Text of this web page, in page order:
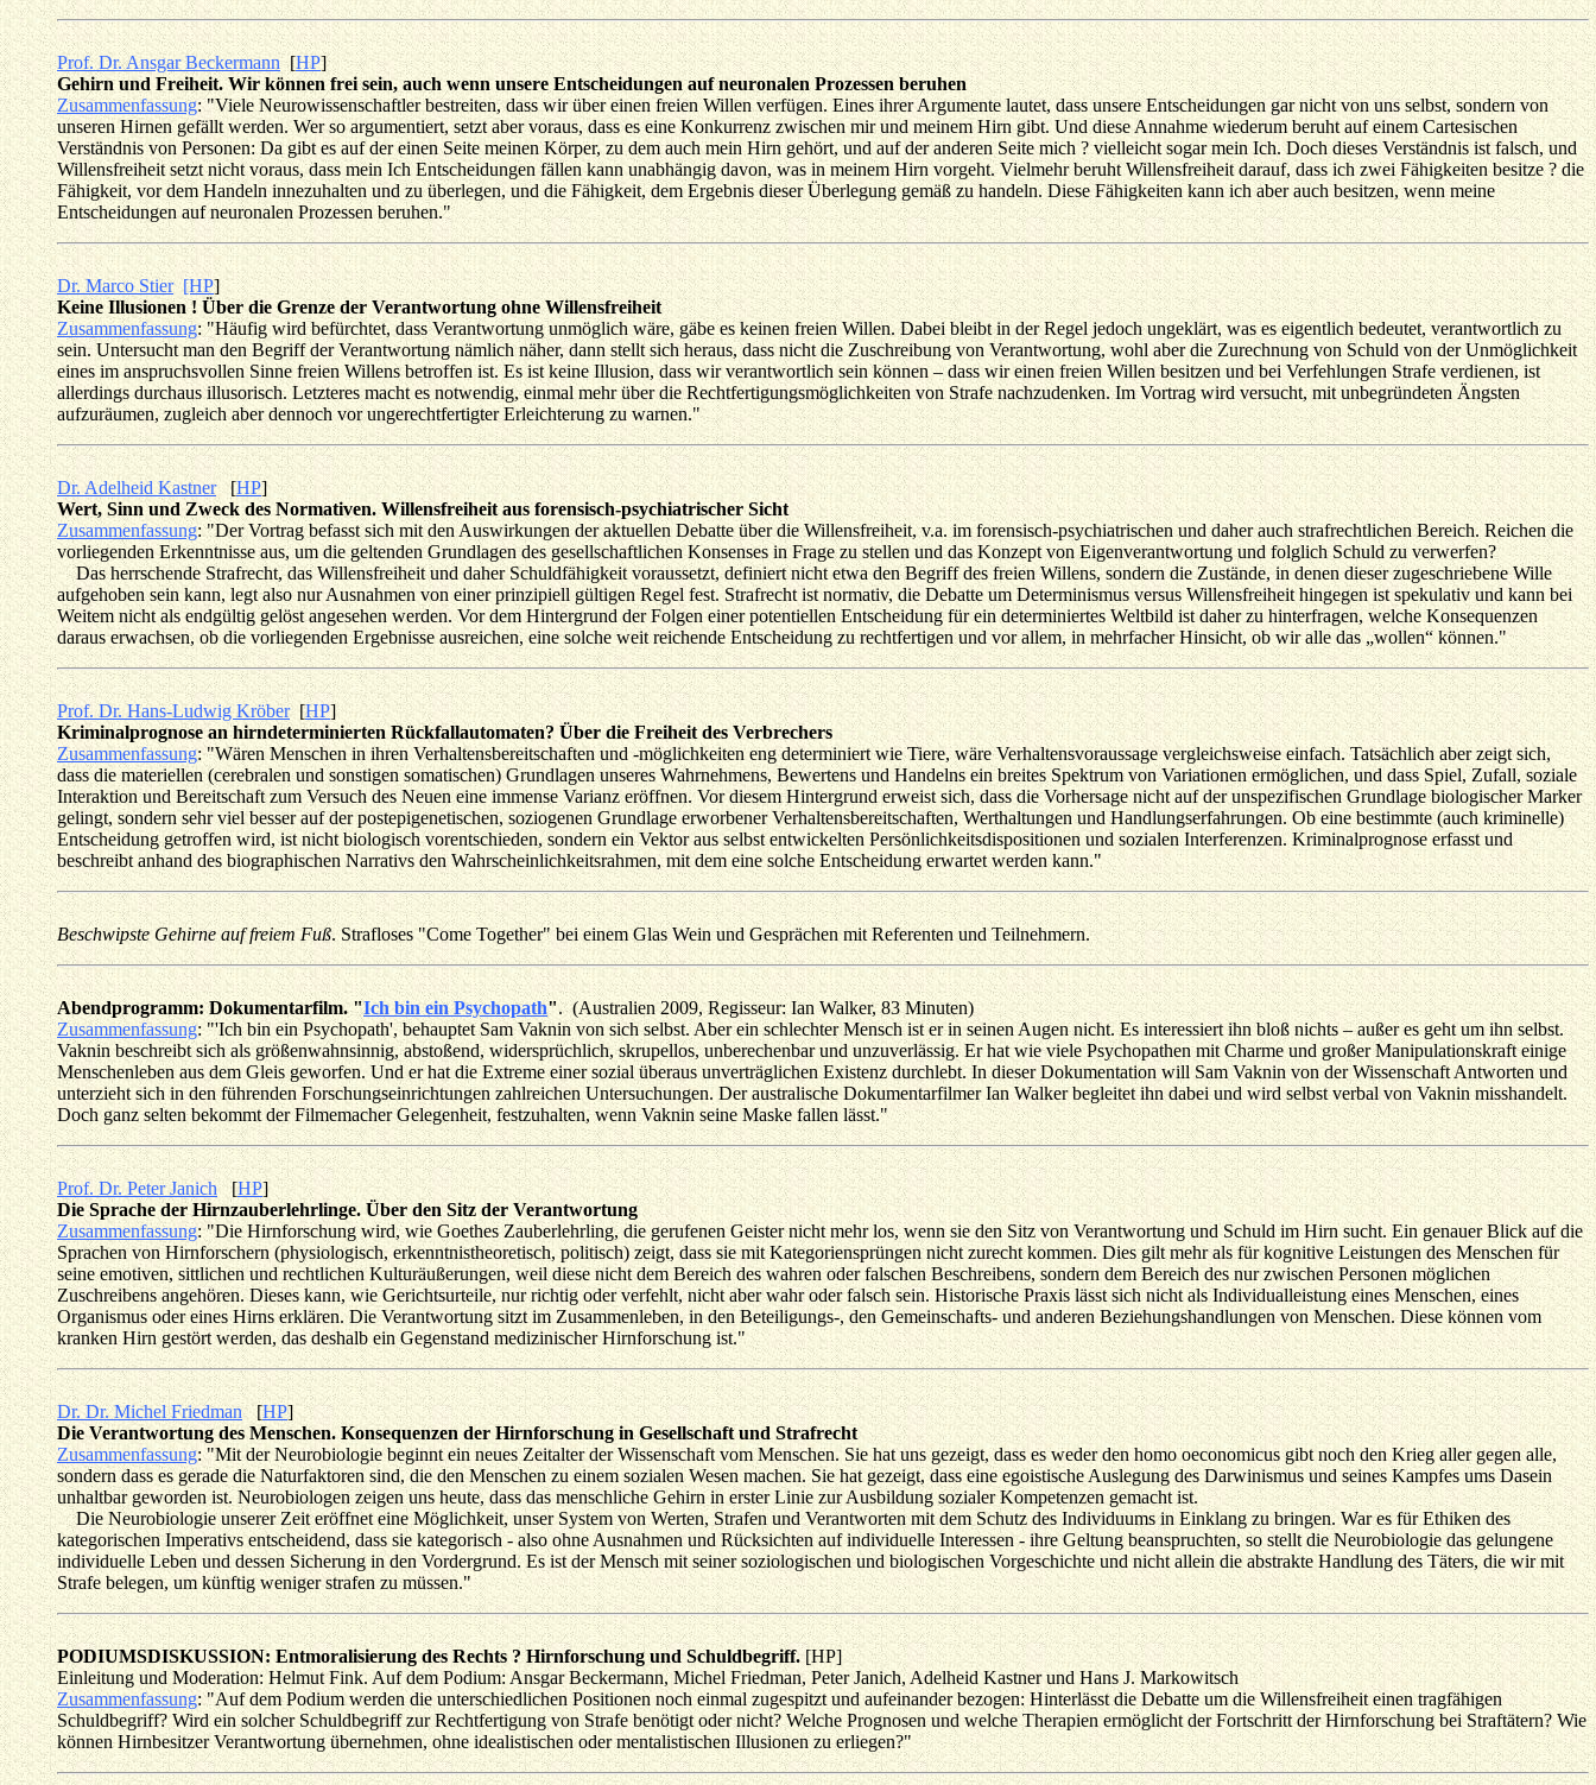
Prof. Dr. Ansgar Beckermann[HP]
Gehirn und Freiheit. Wir können frei sein, auch wenn unsere Entscheidungen auf neuronalen Prozessen beruhen
Zusammenfassung: "Viele Neurowissenschaftler bestreiten, dass wir über einen freien Willen verfügen. Eines ihrer Argumente lautet, dass unsere Entscheidungen gar nicht von uns selbst, sondern von
unseren Hirnen gefällt werden. Wer so argumentiert, setzt aber voraus, dass es eine Konkurrenz zwischen mir und meinem Hirn gibt. Und diese Annahme wiederum beruht auf einem Cartesischen
Verständnis von Personen: Da gibt es auf der einen Seite meinen Körper, zu dem auch mein Hirn gehört, und auf der anderen Seite mich ? vielleicht sogar mein Ich. Doch dieses Verständnis ist falsch, und
Willensfreiheit setzt nicht voraus, dass mein Ich Entscheidungen fällen kann unabhängig davon, was in meinem Hirn vorgeht. Vielmehr beruht Willensfreiheit darauf, dass ich zwei Fähigkeiten besitze ? die
Fähigkeit, vor dem Handeln innezuhalten und zu überlegen, und die Fähigkeit, dem Ergebnis dieser Überlegung gemäß zu handeln. Diese Fähigkeiten kann ich aber auch besitzen, wenn meine
Entscheidungen auf neuronalen Prozessen beruhen."
Dr. Marco Stier [HP]
Keine Illusionen ! Über die Grenze der Verantwortung ohne Willensfreiheit
Zusammenfassung: "Häufig wird befürchtet, dass Verantwortung unmöglich wäre, gäbe es keinen freien Willen. Dabei bleibt in der Regel jedoch ungeklärt, was es eigentlich bedeutet, verantwortlich zu
sein. Untersucht man den Begriff der Verantwortung nämlich näher, dann stellt sich heraus, dass nicht die Zuschreibung von Verantwortung, wohl aber die Zurechnung von Schuld von der Unmöglichkeit
eines im anspruchsvollen Sinne freien Willens betroffen ist. Es ist keine Illusion, dass wir verantwortlich sein können – dass wir einen freien Willen besitzen und bei Verfehlungen Strafe verdienen, ist
allerdings durchaus illusorisch. Letzteres macht es notwendig, einmal mehr über die Rechtfertigungsmöglichkeiten von Strafe nachzudenken. Im Vortrag wird versucht, mit unbegründeten Ängsten
aufzuräumen, zugleich aber dennoch vor ungerechtfertigter Erleichterung zu warnen."
Dr. Adelheid Kastner[HP]
Wert, Sinn und Zweck des Normativen. Willensfreiheit aus forensisch-psychiatrischer Sicht
Zusammenfassung: "Der Vortrag befasst sich mit den Auswirkungen der aktuellen Debatte über die Willensfreiheit, v.a. im forensisch-psychiatrischen und daher auch strafrechtlichen Bereich. Reichen die
vorliegenden Erkenntnisse aus, um die geltenden Grundlagen des gesellschaftlichen Konsenses in Frage zu stellen und das Konzept von Eigenverantwortung und folglich Schuld zu verwerfen?
Das herrschende Strafrecht, das Willensfreiheit und daher Schuldfähigkeit voraussetzt, definiert nicht etwa den Begriff des freien Willens, sondern die Zustände, in denen dieser zugeschriebene Wille
aufgehoben sein kann, legt also nur Ausnahmen von einer prinzipiell gültigen Regel fest. Strafrecht ist normativ, die Debatte um Determinismus versus Willensfreiheit hingegen ist spekulativ und kann bei
Weitem nicht als endgültig gelöst angesehen werden. Vor dem Hintergrund der Folgen einer potentiellen Entscheidung für ein determiniertes Weltbild ist daher zu hinterfragen, welche Konsequenzen
daraus erwachsen, ob die vorliegenden Ergebnisse ausreichen, eine solche weit reichende Entscheidung zu rechtfertigen und vor allem, in mehrfacher Hinsicht, ob wir alle das „wollen“ können."
Prof. Dr. Hans-Ludwig Kröber[HP]
Kriminalprognose an hirndeterminierten Rückfallautomaten? Über die Freiheit des Verbrechers
Zusammenfassung: "Wären Menschen in ihren Verhaltensbereitschaften und -möglichkeiten eng determiniert wie Tiere, wäre Verhaltensvoraussage vergleichsweise einfach. Tatsächlich aber zeigt sich,
dass die materiellen (cerebralen und sonstigen somatischen) Grundlagen unseres Wahrnehmens, Bewertens und Handelns ein breites Spektrum von Variationen ermöglichen, und dass Spiel, Zufall, soziale
Interaktion und Bereitschaft zum Versuch des Neuen eine immense Varianz eröffnen. Vor diesem Hintergrund erweist sich, dass die Vorhersage nicht auf der unspezifischen Grundlage biologischer Marker
gelingt, sondern sehr viel besser auf der postepigenetischen, soziogenen Grundlage erworbener Verhaltensbereitschaften, Werthaltungen und Handlungserfahrungen. Ob eine bestimmte (auch kriminelle)
Entscheidung getroffen wird, ist nicht biologisch vorentschieden, sondern ein Vektor aus selbst entwickelten Persönlichkeitsdispositionen und sozialen Interferenzen. Kriminalprognose erfasst und
beschreibt anhand des biographischen Narrativs den Wahrscheinlichkeitsrahmen, mit dem eine solche Entscheidung erwartet werden kann."
Beschwipste Gehirne auf freiem Fuß. Strafloses "Come Together" bei einem Glas Wein und Gesprächen mit Referenten und Teilnehmern.
Abendprogramm: Dokumentarfilm. "Ich bin ein Psychopath". (Australien 2009, Regisseur: Ian Walker, 83 Minuten)
Zusammenfassung: "'Ich bin ein Psychopath', behauptet Sam Vaknin von sich selbst. Aber ein schlechter Mensch ist er in seinen Augen nicht. Es interessiert ihn bloß nichts – außer es geht um ihn selbst.
Vaknin beschreibt sich als größenwahnsinnig, abstoßend, widersprüchlich, skrupellos, unberechenbar und unzuverlässig. Er hat wie viele Psychopathen mit Charme und großer Manipulationskraft einige
Menschenleben aus dem Gleis geworfen. Und er hat die Extreme einer sozial überaus unverträglichen Existenz durchlebt. In dieser Dokumentation will Sam Vaknin von der Wissenschaft Antworten und
unterzieht sich in den führenden Forschungseinrichtungen zahlreichen Untersuchungen. Der australische Dokumentarfilmer Ian Walker begleitet ihn dabei und wird selbst verbal von Vaknin misshandelt.
Doch ganz selten bekommt der Filmemacher Gelegenheit, festzuhalten, wenn Vaknin seine Maske fallen lässt."
Prof. Dr. Peter Janich [HP]
Die Sprache der Hirnzauberlehrlinge. Über den Sitz der Verantwortung
Zusammenfassung: "Die Hirnforschung wird, wie Goethes Zauberlehrling, die gerufenen Geister nicht mehr los, wenn sie den Sitz von Verantwortung und Schuld im Hirn sucht. Ein genauer Blick auf die
Sprachen von Hirnforschern (physiologisch, erkenntnistheoretisch, politisch) zeigt, dass sie mit Kategoriensprüngen nicht zurecht kommen. Dies gilt mehr als für kognitive Leistungen des Menschen für
seine emotiven, sittlichen und rechtlichen Kulturäußerungen, weil diese nicht dem Bereich des wahren oder falschen Beschreibens, sondern dem Bereich des nur zwischen Personen möglichen
Zuschreibens angehören. Dieses kann, wie Gerichtsurteile, nur richtig oder verfehlt, nicht aber wahr oder falsch sein. Historische Praxis lässt sich nicht als Individualleistung eines Menschen, eines
Organismus oder eines Hirns erklären. Die Verantwortung sitzt im Zusammenleben, in den Beteiligungs-, den Gemeinschafts- und anderen Beziehungshandlungen von Menschen. Diese können vom
kranken Hirn gestört werden, das deshalb ein Gegenstand medizinischer Hirnforschung ist."
Dr. Dr. Michel Friedman[HP]
Die Verantwortung des Menschen. Konsequenzen der Hirnforschung in Gesellschaft und Strafrecht
Zusammenfassung: "Mit der Neurobiologie beginnt ein neues Zeitalter der Wissenschaft vom Menschen. Sie hat uns gezeigt, dass es weder den homo oeconomicus gibt noch den Krieg aller gegen alle,
sondern dass es gerade die Naturfaktoren sind, die den Menschen zu einem sozialen Wesen machen. Sie hat gezeigt, dass eine egoistische Auslegung des Darwinismus und seines Kampfes ums Dasein
unhaltbar geworden ist. Neurobiologen zeigen uns heute, dass das menschliche Gehirn in erster Linie zur Ausbildung sozialer Kompetenzen gemacht ist.
Die Neurobiologie unserer Zeit eröffnet eine Möglichkeit, unser System von Werten, Strafen und Verantworten mit dem Schutz des Individuums in Einklang zu bringen. War es für Ethiken des
kategorischen Imperativs entscheidend, dass sie kategorisch - also ohne Ausnahmen und Rücksichten auf individuelle Interessen - ihre Geltung beanspruchten, so stellt die Neurobiologie das gelungene
individuelle Leben und dessen Sicherung in den Vordergrund. Es ist der Mensch mit seiner soziologischen und biologischen Vorgeschichte und nicht allein die abstrakte Handlung des Täters, die wir mit
Strafe belegen, um künftig weniger strafen zu müssen."
PODIUMSDISKUSSION: Entmoralisierung des Rechts ? Hirnforschung und Schuldbegriff.[HP]
Einleitung und Moderation: Helmut Fink. Auf dem Podium: Ansgar Beckermann, Michel Friedman, Peter Janich, Adelheid Kastner und Hans J. Markowitsch
Zusammenfassung: "Auf dem Podium werden die unterschiedlichen Positionen noch einmal zugespitzt und aufeinander bezogen: Hinterlässt die Debatte um die Willensfreiheit einen tragfähigen
Schuldbegriff? Wird ein solcher Schuldbegriff zur Rechtfertigung von Strafe benötigt oder nicht? Welche Prognosen und welche Therapien ermöglicht der Fortschritt der Hirnforschung bei Straftätern? Wie
können Hirnbesitzer Verantwortung übernehmen, ohne idealistischen oder mentalistischen Illusionen zu erliegen?"